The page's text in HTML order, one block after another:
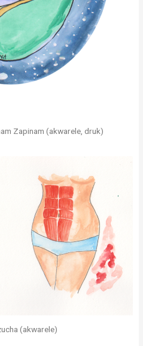
Zapinam (akwarele, druk)
(akwarele)